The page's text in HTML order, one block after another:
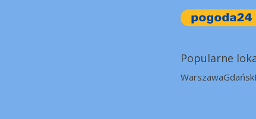
Popularne
WarszawaGdańsk